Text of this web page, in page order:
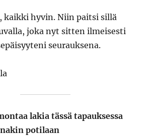
kaikki hyvin. Niin paitsi sillä
joka nyt sitten ilmeisesti
seurauksena.
lakia tässä tapauksessa
potilaan